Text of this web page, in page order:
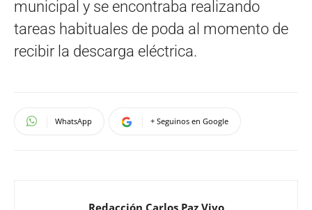
municipal y se encontraba realizando
tareas habituales de poda al momento de
recibir la descarga eléctrica.
WhatsApp + Seguinos en Google
Redacción Carlos Paz Vivo